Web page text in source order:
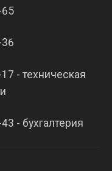
- техническая
- бухгалтерия